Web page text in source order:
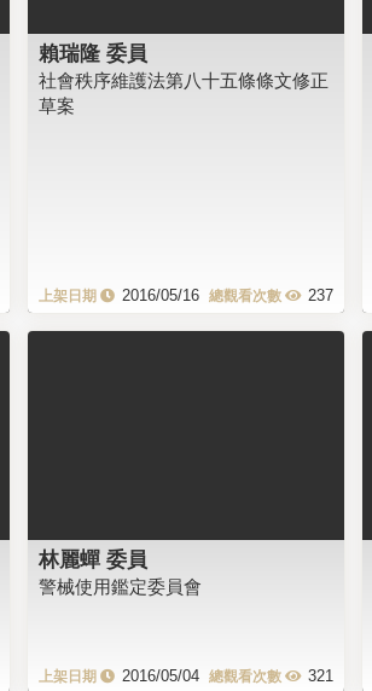
賴瑞隆 委員
社會秩序維護法第八十五條條文修正
草案
2016/05/16 237
林麗蟬 委員
警械使用鑑定委員會
2016/05/04 321